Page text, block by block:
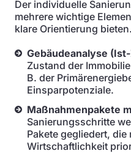
Der individuelle
mehrere wichtige
klare Orientierung
Gebäudeanalyse
Zustand der
B. der
Einsparpotenziale.
Maßnahmenpakete
Sanierungsschritte
Pakete gegliedert,
Wirtschaftlichkeit